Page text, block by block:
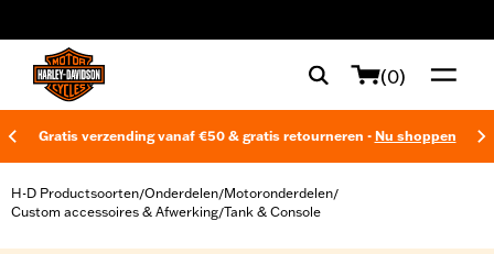
(0)
Gratis verzending vanaf €50 & gratis retourneren - Nu shoppen
H-D Productsoorten/Onderdelen/Motoronderdelen/
Custom accessoires & Afwerking/Tank & Console